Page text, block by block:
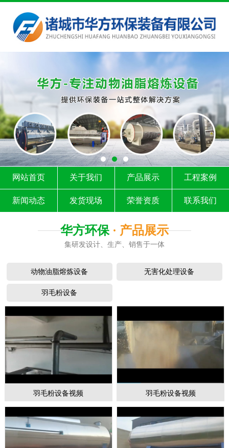
网站首页 关于我们 产品展示 工程案例
新闻动态 发货现场 荣誉资质 联系我们
华方环保· 产品展示
集研发设计、生产、销售于一体
动物油脂熔炼设备 无害化处理设备
羽毛粉设备
羽毛粉设备视频 羽毛粉设备视频